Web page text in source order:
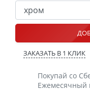
ЗАКАЗАТЬ В 1 КЛИК
Покупай со
Ежемесячный